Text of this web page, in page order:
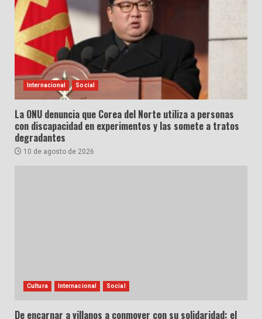
Internacional Social
La ONU denuncia que Corea del Norte utiliza a personas
con discapacidad en experimentos y las somete a tratos
degradantes
10 de agosto de 2026
Cultura Internacional Social
De encarnar a villanos a conmover con su solidaridad: el